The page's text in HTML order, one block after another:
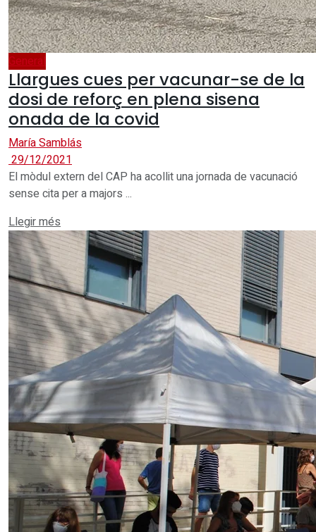
General
Llargues cues per vacunar-se de la
dosi de reforç en plena sisena
onada de la covid
María Samblás
29/12/2021
El mòdul extern del CAP ha acollit una jornada de vacunació
sense cita per a majors ...
Llegir més